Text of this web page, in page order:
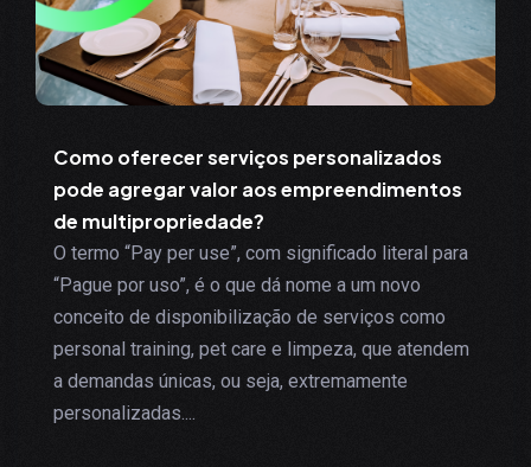
Como oferecer serviços personalizados
pode agregar valor aos empreendimentos
de multipropriedade?
O termo “Pay per use”, com significado literal para
“Pague por uso”, é o que dá nome a um novo
conceito de disponibilização de serviços como
personal training, pet care e limpeza, que atendem
a demandas únicas, ou seja, extremamente
personalizadas....